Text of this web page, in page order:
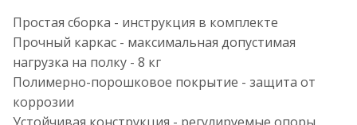
Простая сборка - инструкция в комплекте
Прочный каркас - максимальная допустимая
нагрузка на полку - 8 кг
Полимерно-порошковое покрытие - защита от
коррозии